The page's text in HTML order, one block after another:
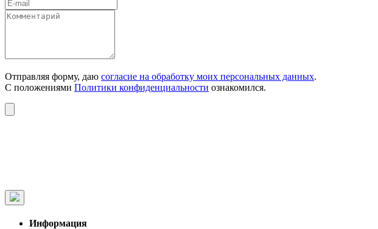
Отправляя форму, даю согласие на обработку моих персональных данных.
С положениями Политики конфиденциальности ознакомился.
Информация